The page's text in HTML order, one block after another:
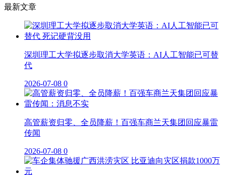
最新文章
深圳理工大学拟逐步取消大学英语：AI人工智能已可替
代
2026-07-08 0
高管薪资归零、全员降薪！百强车商兰天集团回应暴雷
传闻
2026-07-08 0